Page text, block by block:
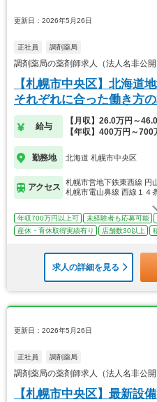
更新日：2026年5月26日
正社員 調剤薬局
調剤薬局の薬剤師求人（法人名非公
【札幌市中央区】北海道
それぞれに合った働き方
給与
【月収】26.0万円～
【年収】400万円～700
勤務地 北海道 札幌市中央区
アクセス
札幌市営地下鉄東西線 円
札幌市電山鼻線 西線１４
年収700万円以上可 未経験者も応募可能
産休・育休取得実績有り
店舗数30以上
求人の詳細を見る
更新日：2026年5月26日
正社員 調剤薬局
調剤薬局の薬剤師求人（法人名非公
【札幌市中央区】最新設